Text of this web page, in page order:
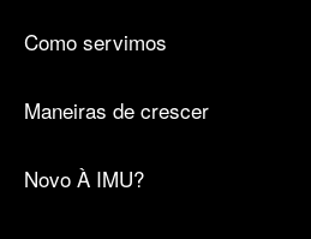
Como servimos
Maneiras de crescer
Novo À IMU?